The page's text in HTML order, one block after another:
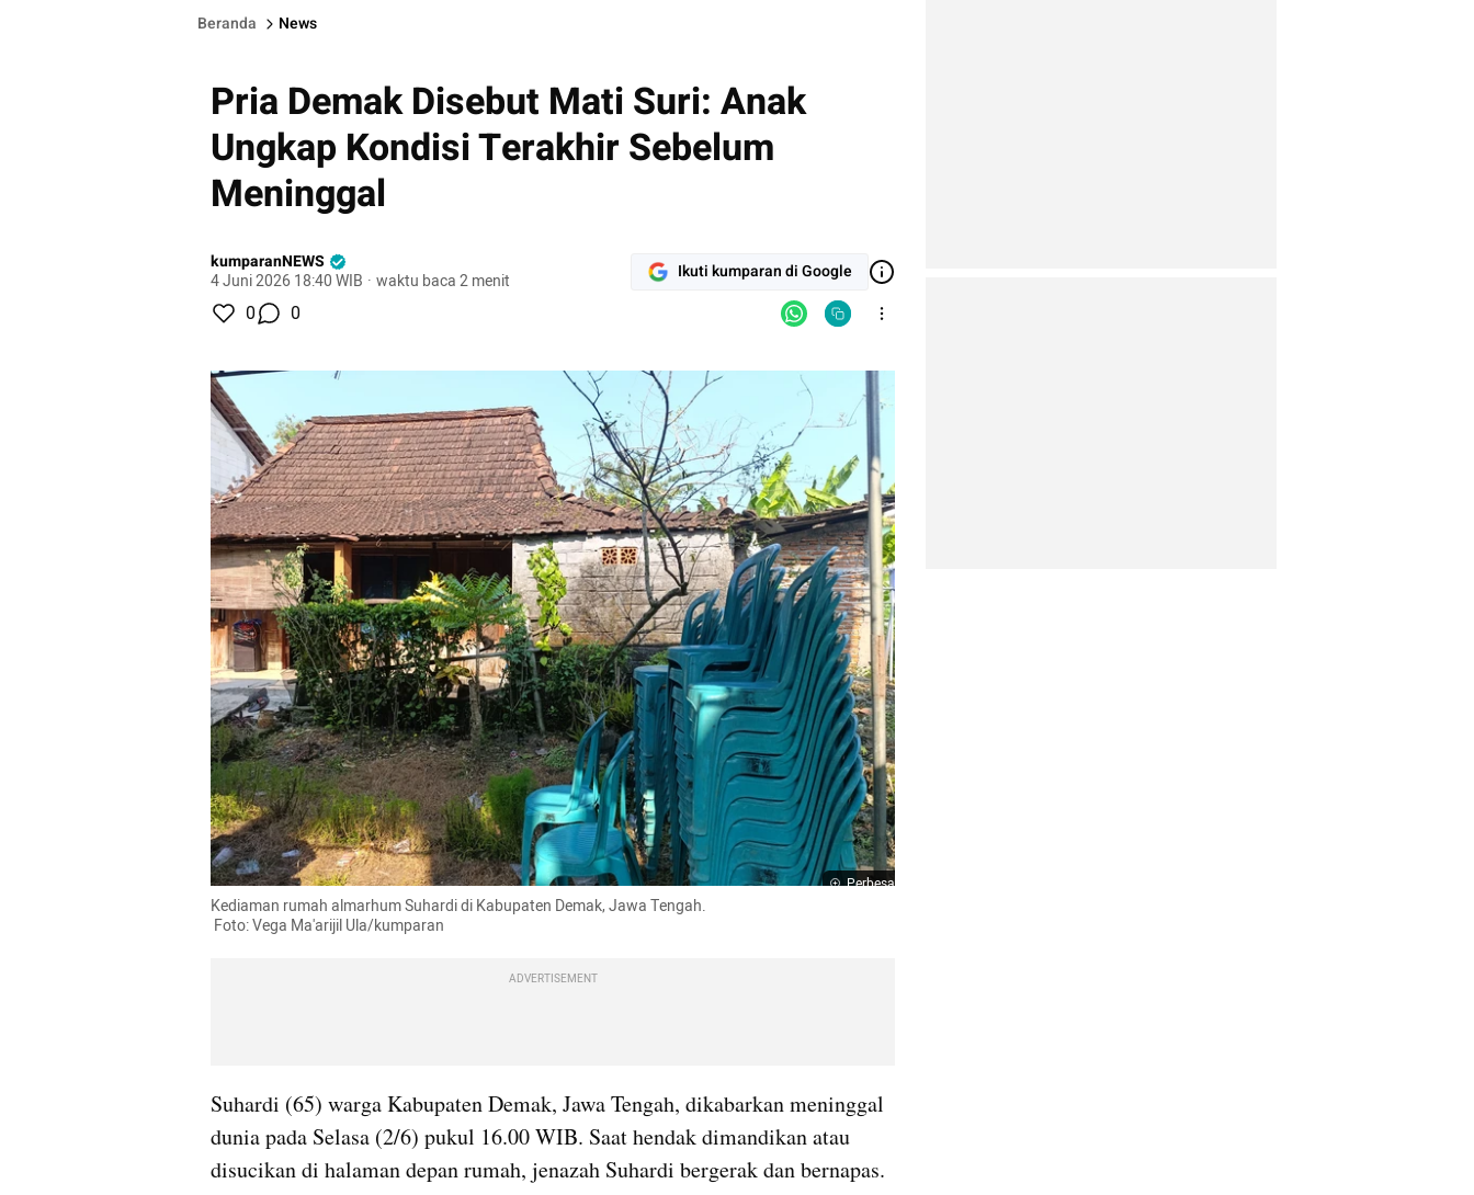
Beranda News
Pria Demak Disebut Mati Suri: Anak
Ungkap Kondisi Terakhir Sebelum
Meninggal
kumparanNEWS
4 Juni 2026 18:40 WIB · waktu baca 2 menit Ikuti kumparan di Google
0 0
Perbesar
Kediaman rumah almarhum Suhardi di Kabupaten Demak, Jawa Tengah.
Foto: Vega Ma'arijil Ula/kumparan
ADVERTISEMENT
Suhardi (65) warga Kabupaten Demak, Jawa Tengah, dikabarkan meninggal
dunia pada Selasa (2/6) pukul 16.00 WIB. Saat hendak dimandikan atau
disucikan di halaman depan rumah, jenazah Suhardi bergerak dan bernapas.